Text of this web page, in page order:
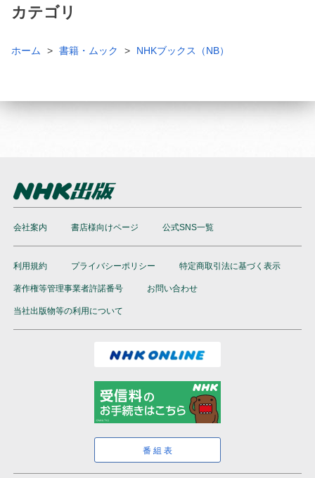
カテゴリ
ホーム 書籍・ムック NHKブックス（NB）
会社案内 書店様向けページ 公式SNS一覧
利用規約 プライバシーポリシー 特定商取引法に基づく表示
著作権等管理事業者許諾番号 お問い合わせ
当社出版物等の利用について
番組表